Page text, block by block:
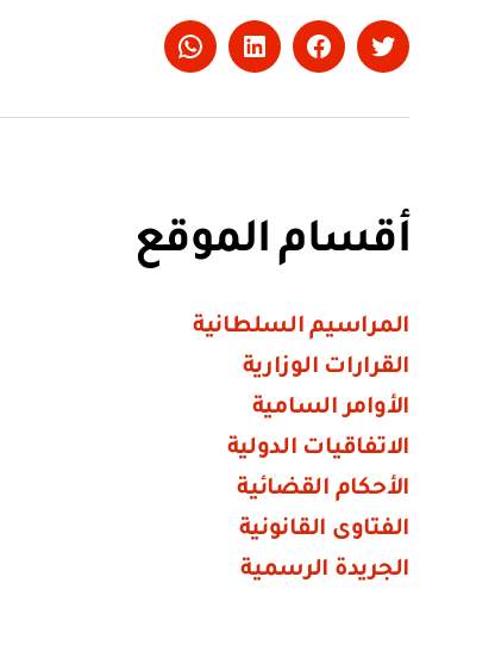
Twitter
Facebook
LinkedIn
Whatsapp
أقسام الموقع
المراسيم السلطانية
القرارات الوزارية
الأوامر السامية
الاتفاقيات الدولية
الأحكام القضائية
الفتاوى القانونية
الجريدة الرسمية